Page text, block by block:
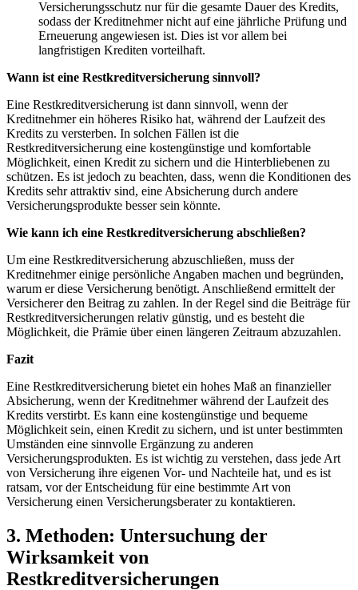
Versicherungsschutz nur für die ​gesamte Dauer des‌ Kredits,
sodass⁢ der Kreditnehmer ​nicht auf⁢ eine jährliche Prüfung und
Erneuerung angewiesen‍ ist. Dies ist vor allem bei
langfristigen Krediten vorteilhaft.
Wann ist eine Restkreditversicherung sinnvoll?
Eine Restkreditversicherung ist dann sinnvoll, wenn der
Kreditnehmer⁢ ein ‌höheres Risiko hat, während der Laufzeit des
Kredits zu versterben.⁢ In⁤ solchen Fällen ist die
Restkreditversicherung eine kostengünstige und komfortable
Möglichkeit,‍ einen ⁢Kredit zu sichern ​und die⁣ Hinterbliebenen zu
schützen. Es ist ​jedoch zu beachten, ⁢dass, wenn die Konditionen‌ des
Kredits sehr attraktiv sind, eine Absicherung durch andere
Versicherungsprodukte​ besser sein⁣ könnte.
Wie⁣ kann ich‍ eine Restkreditversicherung abschließen?
Um eine Restkreditversicherung abzuschließen, muss der
‍Kreditnehmer einige persönliche Angaben machen​ und begründen,
⁣warum er diese Versicherung benötigt. Anschließend ermittelt der
Versicherer den⁤ Beitrag zu zahlen. In der Regel sind⁢ die Beiträge für
Restkreditversicherungen relativ günstig, und es besteht die
Möglichkeit, die Prämie über einen längeren‌ Zeitraum abzuzahlen.
Fazit
Eine Restkreditversicherung bietet ein hohes Maß an finanzieller
Absicherung,‌ wenn der Kreditnehmer ⁤während der Laufzeit des
Kredits verstirbt. Es kann eine‌ kostengünstige ‍und bequeme
Möglichkeit sein, einen Kredit zu sichern, und ist unter bestimmten
Umständen ⁣eine ⁣sinnvolle⁢ Ergänzung zu anderen
Versicherungsprodukten. Es ist​ wichtig ‌zu verstehen, ‍dass jede Art
von Versicherung ihre‌ eigenen‌ Vor- und Nachteile hat,​ und es ist
ratsam, vor der ‌Entscheidung für⁤ eine bestimmte Art von⁣
Versicherung einen Versicherungsberater⁤ zu kontaktieren.
3. Methoden:⁤ Untersuchung der
Wirksamkeit von
Restkreditversicherungen